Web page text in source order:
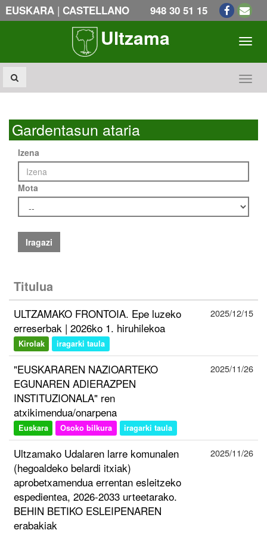
EUSKARA | CASTELLANO 948 30 51 15
Ultzama
Gardentasun ataria
Izena
Mota
Iragazi
Titulua
ULTZAMAKO FRONTOIA. Epe luzeko
erreserbak | 2026ko 1. hiruhilekoa
Kirolak iragarki taula
2025/12/15
"EUSKARAREN NAZIOARTEKO
EGUNAREN ADIERAZPEN
INSTITUZIONALA" ren
atxikimendua/onarpena
Euskara Osoko bilkura iragarki taula
2025/11/26
Ultzamako Udalaren larre komunalen
(hegoaldeko belardi itxiak)
aprobetxamendua errentan esleitzeko
espedientea, 2026-2033 urteetarako.
BEHIN BETIKO ESLEIPENAREN
erabakiak
2025/11/26